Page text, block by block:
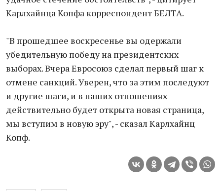
Карлхайнца Копфа корреспондент БЕЛТА.
"В прошедшее воскресенье вы одержали
убедительную победу на президентских
выборах. Вчера Евросоюз сделал первый шаг к
отмене санкций. Уверен, что за этим последуют
и другие шаги, и в наших отношениях
действительно будет открыта новая страница,
мы вступим в новую эру", - сказал Карлхайнц
Копф.